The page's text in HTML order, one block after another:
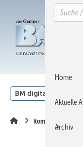
Hauptinhalt
Hauptmenü
SiteSearch
BM digital
Kommentar
Search
Home
Aktuelle
Archiv